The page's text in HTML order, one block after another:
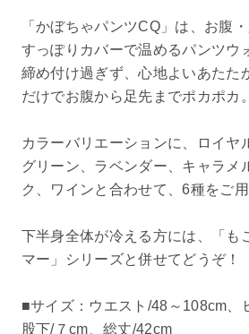
「かぼちゃパンツCQ」は、お腹
すっぽりカバーで温めるパンツウ
締め付け過ぎず、心地よいあたた
だけでお腹から足先までポカポカ。
カラーバリエーションに、ロイヤ
グリーン、ラベンダー、キャラメ
ク、ワインと合わせて、6種をご用
下半身全体が冷える方には、「も
マー」シリーズと併せてどうぞ！
■サイズ：ウエスト/48～108cm、
股下/７cm、総丈/42cm